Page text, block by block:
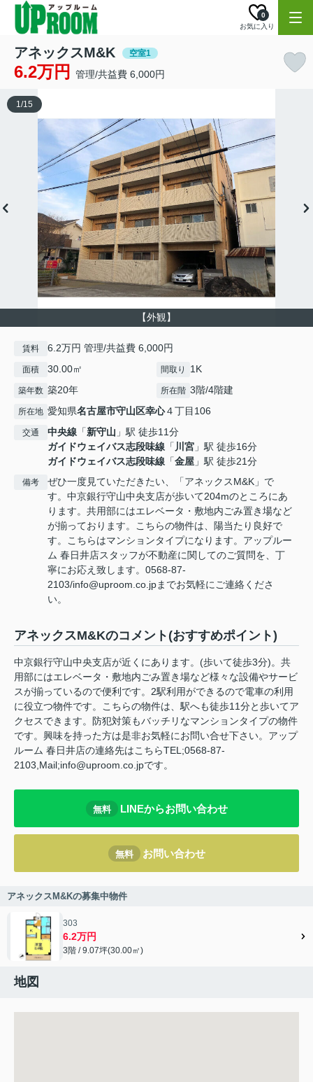
お気に入り
0
アネックスM&K 空室1
6.2万円 管理/共益費 6,000円
【外観】
1/15
賃料 6.2万円 管理/共益費 6,000円
面積 30.00㎡ 間取り 1K
築年数 築20年 所在階 3階/4階建
所在地 愛知県名古屋市守山区幸心４丁目106
交通 中央線 「新守山 」駅 徒歩11分
ガイドウェイバス志段味線 「 川宮 」駅 徒歩16分
ガイドウェイバス志段味線 「金屋 」駅 徒歩21分
備考
ぜひ一度見ていただきたい、「アネックスM&K」で
す。中京銀行守山中央支店が歩いて204mのところにあ
ります。共用部にはエレベータ・敷地内ごみ置き場など
が揃っております。こちらの物件は、陽当たり良好で
す。こちらはマンションタイプになります。アップルー
ム 春日井店スタッフが不動産に関してのご質問を、丁
寧にお応え致します。0568-87-
2103/info@uproom.co.jpまでお気軽にご連絡くださ
い。
アネックスM&Kのコメント(おすすめポイント)
中京銀行守山中央支店が近くにあります。(歩いて徒歩3分)。共
用部にはエレベータ・敷地内ごみ置き場など様々な設備やサービ
スが揃っているので便利です。2駅利用ができるので電車の利用
に役立つ物件です。こちらの物件は、駅へも徒歩11分と歩いてア
クセスできます。防犯対策もバッチリなマンションタイプの物件
です。興味を持った方は是非お気軽にお問い合せ下さい。アップ
ルーム 春日井店の連絡先はこちらTEL;0568-87-
2103,Mail;info@uproom.co.jpです。
無料 LINEからお問い合わせ
無料 お問い合わせ
アネックスM&Kの募集中物件
303
6.2万円
3階 / 9.07坪(30.00㎡)
地図